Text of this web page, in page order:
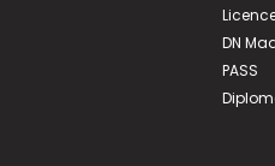
DN
PASS